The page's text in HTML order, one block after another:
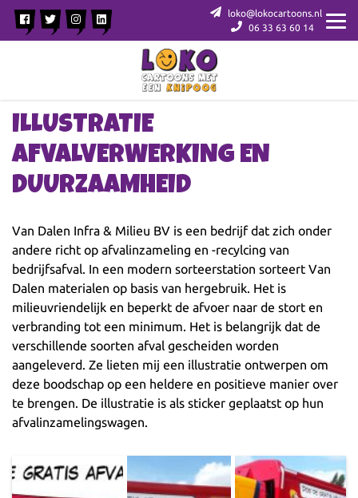
loko@lokocartoons.nl
06 33 63 60 14
ILLUSTRATIE
AFVALVERWERKING EN
DUURZAAMHEID
Van Dalen Infra & Milieu BV is een bedrijf dat zich onder
andere richt op afvalinzameling en -recylcing van
bedrijfsafval. In een modern sorteerstation sorteert Van
Dalen materialen op basis van hergebruik. Het is
milieuvriendelijk en beperkt de afvoer naar de stort en
verbranding tot een minimum. Het is belangrijk dat de
verschillende soorten afval gescheiden worden
aangeleverd. Ze lieten mij een illustratie ontwerpen om
deze boodschap op een heldere en positieve manier over
te brengen. De illustratie is als sticker geplaatst op hun
afvalinzamelingswagen.